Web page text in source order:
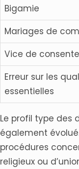
Bigamie
Mariages de
Vice de
Erreur sur les
essentielles
Le profil type des
également
procédures
religieux ou